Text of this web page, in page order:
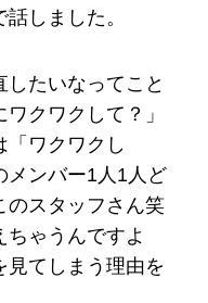
しました。
したいなってこと
クワクして？」
「ワクワクし
ンバー1人1人ど
のスタッフさん笑
ゃうんですよ
見てしまう理由を